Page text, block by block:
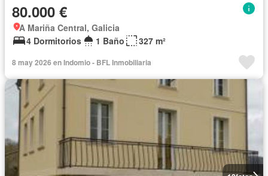
80.000 €
A Mariña Central, Galicia
4 Dormitorios
1 Baño 327 m²
8 may 2026 en Indomio - BFL Inmobiliaria